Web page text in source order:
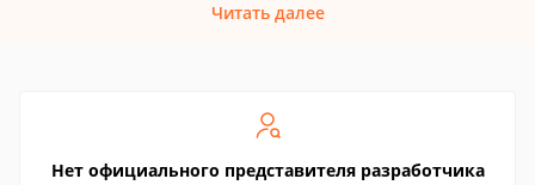
Читать далее
Нет официального представителя разработчика